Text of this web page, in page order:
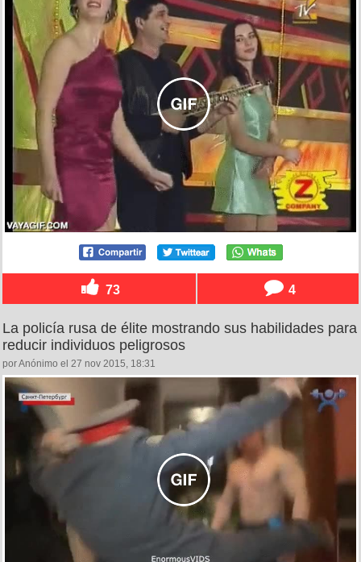
73 4
La policía rusa de élite mostrando sus habilidades para
reducir individuos peligrosos
por Anónimo el 27 nov 2015, 18:31